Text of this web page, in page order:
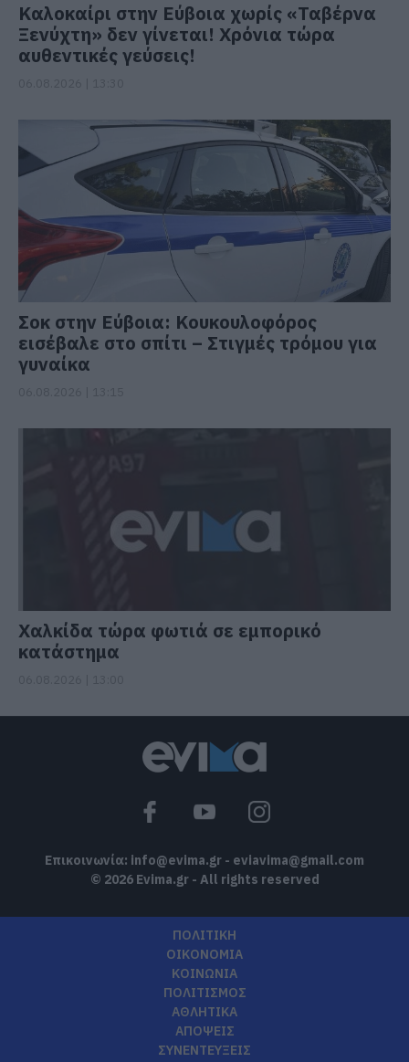
Καλοκαίρι στην Εύβοια χωρίς «Ταβέρνα
Ξενύχτη» δεν γίνεται! Χρόνια τώρα
αυθεντικές γεύσεις!
Σοκ στην Εύβοια: Κουκουλοφόρος
εισέβαλε στο σπίτι – Στιγμές τρόμου για
γυναίκα
Χαλκίδα τώρα φωτιά σε εμπορικό
κατάστημα
Επικοινωνία: info@evima.gr - eviavima@gmail.com
© 2026 Evima.gr - All rights reserved
ΠΟΛΙΤΙΚΗ
ΟΙΚΟΝΟΜΙΑ
ΚΟΙΝΩΝΙΑ
ΠΟΛΙΤΙΣΜΟΣ
ΑΘΛΗΤΙΚΑ
ΑΠΟΨΕΙΣ
ΣΥΝΕΝΤΕΥΞΕΙΣ